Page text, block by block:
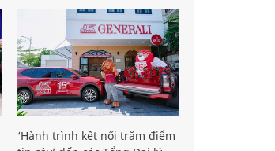
‘Hành trình kết nối trăm điểm